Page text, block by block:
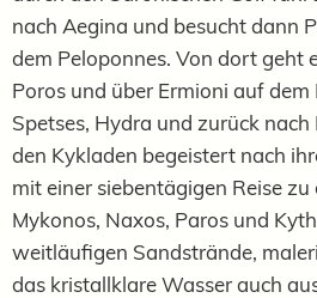
nach Aegina und besucht dann
dem Peloponnes. Von dort geht
Poros und über Ermioni auf dem
Spetses, Hydra und zurück
den Kykladen begeistert nach
mit einer siebentägigen Reise zu
Mykonos, Naxos, Paros und
weitläufigen Sandstrände,
das kristallklare Wasser auch